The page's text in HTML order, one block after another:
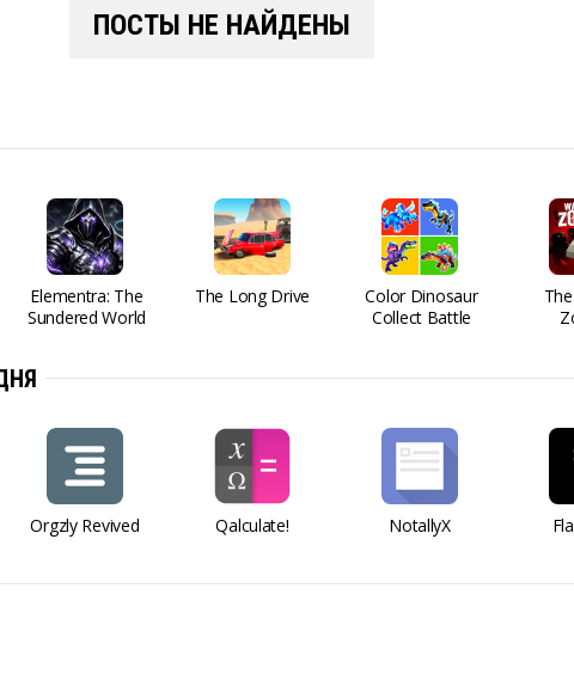
ПОСТЫ НЕ НАЙДЕНЫ
Elementra: The
Sundered World
The Long Drive
Color Dinosaur
Collect Battle
Orgzly Revived Qalculate! NotallyX